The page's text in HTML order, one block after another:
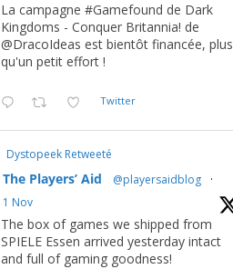
La campagne #Gamefound de Dark
Kingdoms - Conquer Britannia! de
@DracoIdeas est bientôt financée, plus
qu'un petit effort !
Twitter
Dystopeek Retweeté
The Players’ Aid @playersaidblog
·
1 Nov
The box of games we shipped from
SPIELE Essen arrived yesterday intact
and full of gaming goodness!